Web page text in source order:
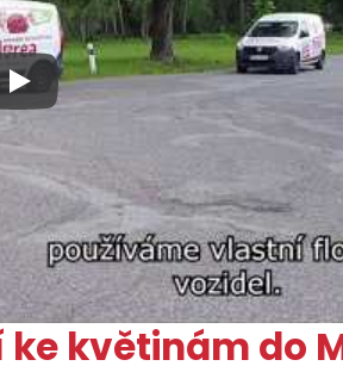
ke květinám do